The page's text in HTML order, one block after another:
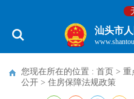
汕头市
您现在所在的位置 : 首页 > 重
公开 > 住房保障法规政策